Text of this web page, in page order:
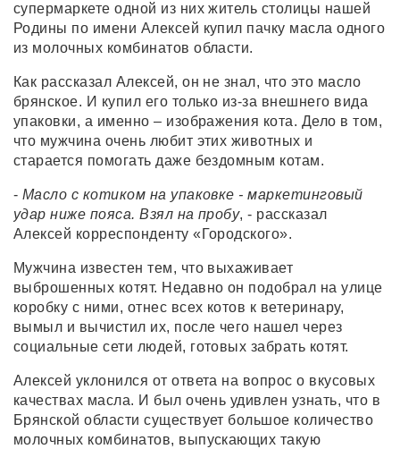
супермаркете одной из них житель столицы нашей
Родины по имени Алексей купил пачку масла одного
из молочных комбинатов области.
Как рассказал Алексей, он не знал, что это масло
брянское. И купил его только из-за внешнего вида
упаковки, а именно – изображения кота. Дело в том,
что мужчина очень любит этих животных и
старается помогать даже бездомным котам.
- Масло с котиком на упаковке - маркетинговый
удар ниже пояса. Взял на пробу, - рассказал
Алексей корреспонденту «Городского».
Мужчина известен тем, что выхаживает
выброшенных котят. Недавно он подобрал на улице
коробку с ними, отнес всех котов к ветеринару,
вымыл и вычистил их, после чего нашел через
социальные сети людей, готовых забрать котят.
Алексей уклонился от ответа на вопрос о вкусовых
качествах масла. И был очень удивлен узнать, что в
Брянской области существует большое количество
молочных комбинатов, выпускающих такую